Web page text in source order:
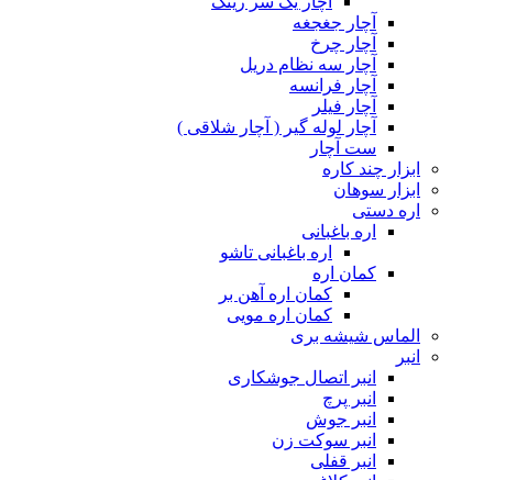
آچار جغجغه
آچار چرخ
آچار سه نظام دریل
آچار فرانسه
آچار فیلر
آچار لوله گیر ( آچار شلاقی )
ست آچار
ابزار چند کاره
ابزار سوهان
اره دستی
اره باغبانی
اره باغبانی تاشو
کمان اره
کمان اره آهن بر
کمان اره مویی
الماس شیشه بری
انبر
انبر اتصال جوشکاری
انبر پرچ
انبر جوش
انبر سوکت زن
انبر قفلی